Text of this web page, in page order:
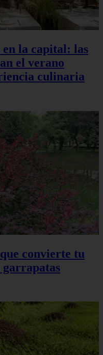
en la capital: las
el verano
culinaria
convierte tu